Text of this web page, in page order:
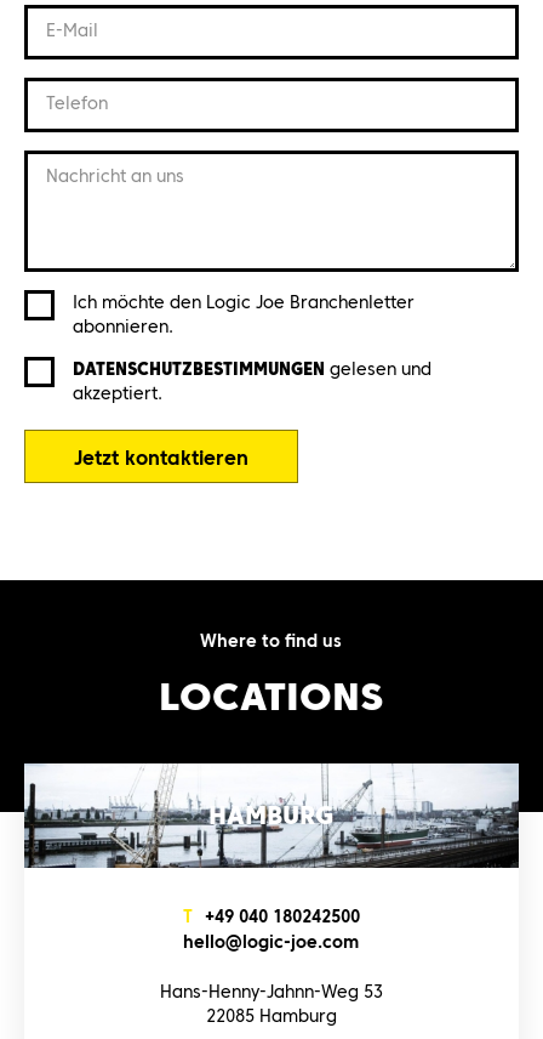
E-Mail
Telefon
Nachricht an uns
Ich möchte den Logic Joe Branchenletter
abonnieren.
DATENSCHUTZBESTIMMUNGEN gelesen und
akzeptiert.
Jetzt kontaktieren
Where to find us
LOCATIONS
HAMBURG
T +4‌9‌ 0‌4‌0‌ 1‌8‌0‌2‌4‌2‌5‌0‌0‌
h‌e‌l‌l‌o‌@l‌o‌g‌i‌c‌-j‌o‌e‌.c‌o‌m‌
Hans-Henny-Jahnn-Weg 53
22085 Hamburg